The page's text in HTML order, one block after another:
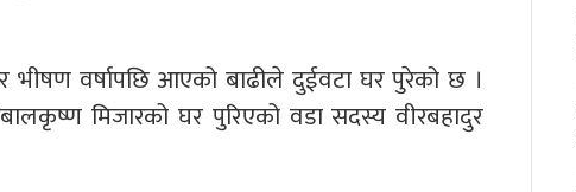
भीषण वर्षापछि आएको बाढीले दुईवटा घर पुरेको छ ।
मिजारको घर पुरिएको वडा सदस्य वीरबहादुर